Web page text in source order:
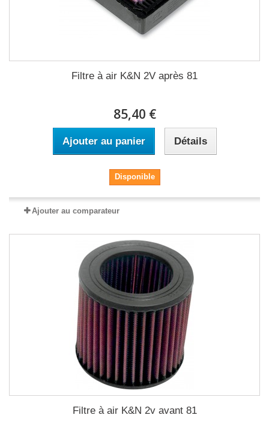
Filtre à air K&N 2V après 81
85,40 €
Ajouter au panier Détails
Disponible
Ajouter au comparateur
Filtre à air K&N 2v avant 81